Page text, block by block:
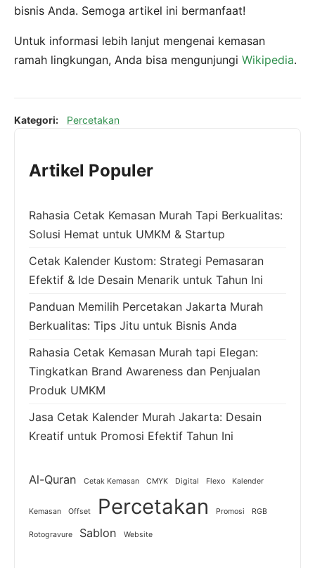
bisnis Anda. Semoga artikel ini bermanfaat!
Untuk informasi lebih lanjut mengenai kemasan
ramah lingkungan, Anda bisa mengunjungi Wikipedia.
Kategori: Percetakan
Artikel Populer
Rahasia Cetak Kemasan Murah Tapi Berkualitas:
Solusi Hemat untuk UMKM & Startup
Cetak Kalender Kustom: Strategi Pemasaran
Efektif & Ide Desain Menarik untuk Tahun Ini
Panduan Memilih Percetakan Jakarta Murah
Berkualitas: Tips Jitu untuk Bisnis Anda
Rahasia Cetak Kemasan Murah tapi Elegan:
Tingkatkan Brand Awareness dan Penjualan
Produk UMKM
Jasa Cetak Kalender Murah Jakarta: Desain
Kreatif untuk Promosi Efektif Tahun Ini
Al-Quran Cetak Kemasan CMYK Digital Flexo Kalender
Kemasan Offset Percetakan Promosi RGB
Rotogravure Sablon Website